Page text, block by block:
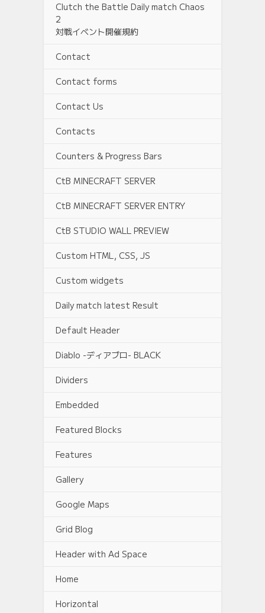
Clutch the Battle Daily match Chaos
2
対戦イベント開催規約
Contact
Contact forms
Contact Us
Contacts
Counters & Progress Bars
CtB MINECRAFT SERVER
CtB MINECRAFT SERVER ENTRY
CtB STUDIO WALL PREVIEW
Custom HTML, CSS, JS
Custom widgets
Daily match latest Result
Default Header
Diablo -ディアブロ- BLACK
Dividers
Embedded
Featured Blocks
Features
Gallery
Google Maps
Grid Blog
Header with Ad Space
Home
Horizontal